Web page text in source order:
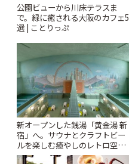
公園ビューから川床テラスま
で。緑に癒される大阪のカフェ5
選 | ことりっぷ
新オープンした銭湯「黄金湯 新
宿」へ。サウナとクラフトビー
ルを楽しむ癒やしのレトロ空間
| ことりっぷ